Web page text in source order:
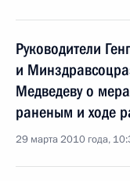
Руководители
и
Медведеву о
раненым и ходе
29 марта 2010 года,